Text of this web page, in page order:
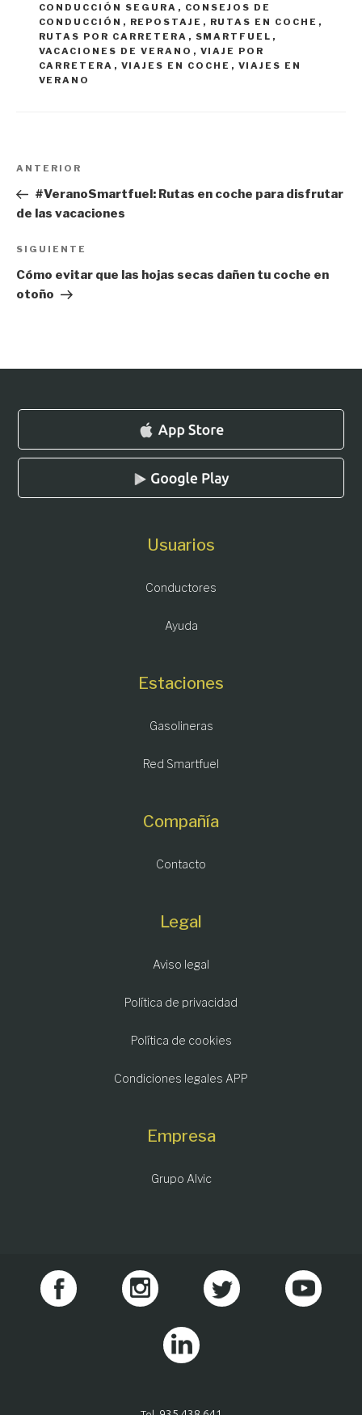
CONDUCCIÓN SEGURA , CONSEJOS DE
CONDUCCIÓN , REPOSTAJE , RUTAS EN COCHE ,
RUTAS POR CARRETERA , SMARTFUEL ,
VACACIONES DE VERANO , VIAJE POR
CARRETERA , VIAJES EN COCHE , VIAJES EN
VERANO
Navegación
de
entradas
Entrada
anterior:
ANTERIOR
#VeranoSmartfuel: Rutas en coche para disfrutar
de las vacaciones
Siguiente
entrada
SIGUIENTE
Cómo evitar que las hojas secas dañen tu coche en
otoño
Usuarios
Conductores
Ayuda
Estaciones
Gasolineras
Red Smartfuel
Compañía
Contacto
Legal
Aviso legal
Política de privacidad
Política de cookies
Condiciones legales APP
Empresa
Grupo Alvic